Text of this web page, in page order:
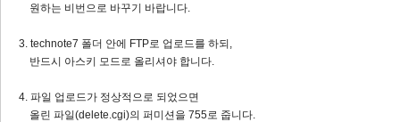
원하는 비번으로 바꾸기 바랍니다.
3. technote7 폴더 안에 FTP로 업로드를 하되,
반드시 아스키 모드로 올리셔야 합니다.
4. 파일 업로드가 정상적으로 되었으면
올린 파일(delete.cgi)의 퍼미션을 755로 줍니다.